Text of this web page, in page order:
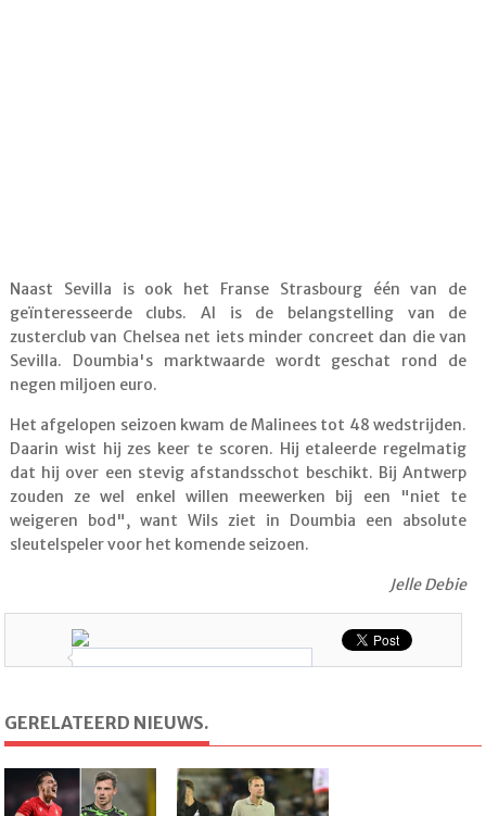
Naast Sevilla is ook het Franse Strasbourg één van de
geïnteresseerde clubs. Al is de belangstelling van de
zusterclub van Chelsea net iets minder concreet dan die van
Sevilla. Doumbia's marktwaarde wordt geschat rond de
negen miljoen euro.
Het afgelopen seizoen kwam de Malinees tot 48 wedstrijden.
Daarin wist hij zes keer te scoren. Hij etaleerde regelmatig
dat hij over een stevig afstandsschot beschikt. Bij Antwerp
zouden ze wel enkel willen meewerken bij een "niet te
weigeren bod", want Wils ziet in Doumbia een absolute
sleutelspeler voor het komende seizoen.
Jelle Debie
GERELATEERD NIEUWS.